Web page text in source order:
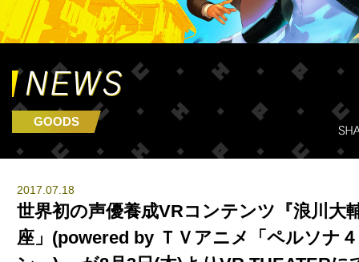
GOODS
2017.07.18
世界初の声優養成VRコンテンツ『浪川大
座」(powered by ＴＶアニメ「ペルソナ